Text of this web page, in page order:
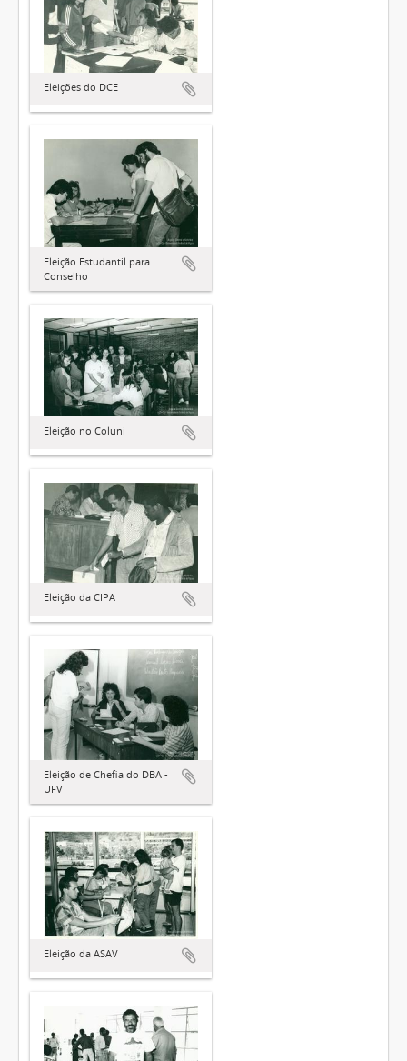
Eleições do DCE
Eleição Estudantil para
Conselho
Eleição no Coluni
Eleição da CIPA
Eleição de Chefia do DBA -
UFV
Eleição da ASAV